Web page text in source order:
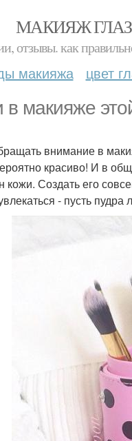
МАКИЯЖ ГЛАЗ
отзывы. как
макияжа цвет
в макияже
внимание в
красиво! И в
кожи. Создать его
- пусть